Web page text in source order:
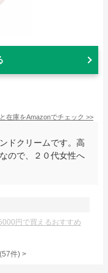
在庫をAmazonでチェック >>
ドクリームです。高
ので、２０代女性へ
円で買えるおすすめ
(57件) >